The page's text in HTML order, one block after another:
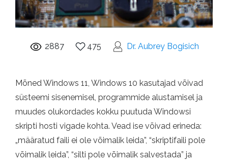
2887 475 Dr. Aubrey Bogisich
Mõned Windows 11, Windows 10 kasutajad võivad
süsteemi sisenemisel, programmide alustamisel ja
muudes olukordades kokku puutuda Windowsi
skripti hosti vigade kohta. Vead ise võivad erineda:
„määratud faili ei ole võimalik leida”, “skriptifaili pole
võimalik leida”, “silti pole võimalik salvestada” ja